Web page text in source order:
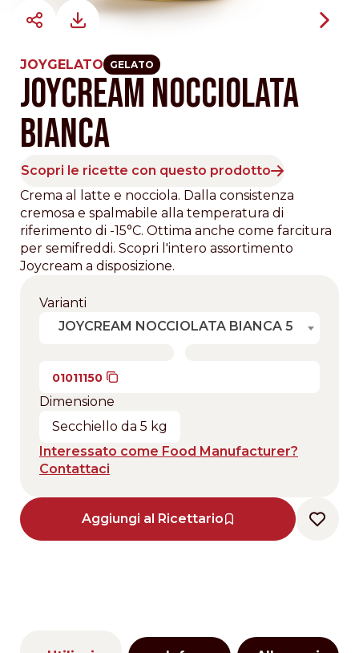
JOYGELATO GELATO
JOYCREAM NOCCIOLATA
BIANCA
Scopri le ricette con questo prodotto
Crema al latte e nocciola. Dalla consistenza
cremosa e spalmabile alla temperatura di
riferimento di -15°C. Ottima anche come farcitura
per semifreddi. Scopri l'intero assortimento
Joycream a disposizione.
Varianti
JOYCREAM NOCCIOLATA BIANCA 5
01011150
Dimensione
Secchiello da 5 kg
Interessato come Food Manufacturer?
Contattaci
Aggiungi al Ricettario